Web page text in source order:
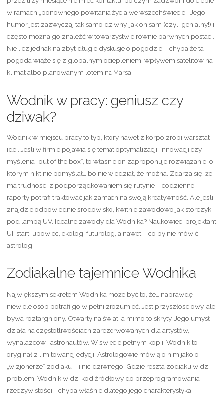
w ramach „ponownego powitania życia we wszechświecie”. Jego
humor jest zazwyczaj tak samo dziwny, jak on sam (czyli genialny!) i
często można go znaleźć w towarzystwie równie barwnych postaci.
Nie licz jednak na zbyt długie dyskusje o pogodzie – chyba że ta
pogoda wiąże się z globalnym ociepleniem, wpływem satelitów na
klimat albo planowanym lotem na Marsa.
Wodnik w pracy: geniusz czy
dziwak?
Wodnik w miejscu pracy to typ, który nawet z korpo zrobi warsztat
idei. Jeśli w firmie pojawia się temat optymalizacji, innowacji czy
myślenia „out of the box”, to właśnie on zaproponuje rozwiązanie, o
którym nikt nie pomyślał… bo nie wiedział, że można. Zdarza się, że
ma trudności z podporządkowaniem się rutynie – codzienne
raporty potrafi traktować jak zamach na swoją kreatywność. Ale jeśli
znajdzie odpowiednie środowisko, kwitnie zawodowo jak storczyk
pod lampą UV. Idealne zawody dla Wodnika? Naukowiec, projektant
UI, start-upowiec, ekolog, futurolog, a nawet – co by nie mówić –
astrolog!
Zodiakalne tajemnice Wodnika
Największym sekretem Wodnika może być to, że… naprawdę
niewiele osób potrafi go w pełni zrozumieć. Jest przyszłościowy, ale
bywa roztargniony. Otwarty na świat, a mimo to skryty. Jego umysł
działa na częstotliwościach zarezerwowanych dla artystów,
wynalazców i astronautów. W świecie pełnym kopii, Wodnik to
oryginał z limitowanej edycji. Astrologowie mówią o nim jako o
„wizjonerze” zodiaku – i nic dziwnego. Gdzie reszta zodiaku widzi
problem, Wodnik widzi kod źródłowy do przeprogramowania
rzeczywistości. I chyba właśnie dlatego jego charakterystyka